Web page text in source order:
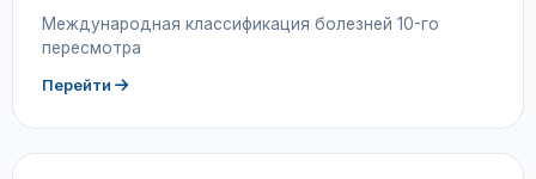
Международная классификация болезней 10-го
пересмотра
Перейти